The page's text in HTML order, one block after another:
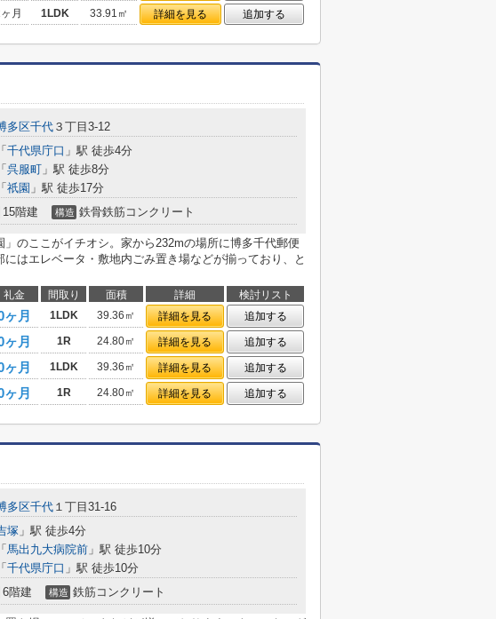
月 1LDK 33.91㎡ 詳細を見る 追加する
多区千代 ３丁目3-12
「 千代県庁口 」駅 徒歩4分
「 呉服町 」駅 徒歩8分
「 祇園 」駅 徒歩17分
15階建 構造 鉄骨鉄筋コンクリート
」のここがイチオシ。家から232mの場所に博多千代郵便
にはエレベータ・敷地内ごみ置き場などが揃っており、と
礼金 間取り 面積 詳細
検討リスト
ヶ月 1LDK 39.36㎡ 詳細を見る
追加する
ヶ月 1R 24.80㎡ 詳細を見る
追加する
ヶ月 1LDK 39.36㎡ 詳細を見る
追加する
ヶ月 1R 24.80㎡ 詳細を見る 追加する
多区千代 １丁目31-16
塚 」駅 徒歩4分
「 馬出九大病院前 」駅 徒歩10分
「 千代県庁口 」駅 徒歩10分
6階建 構造 鉄筋コンクリート